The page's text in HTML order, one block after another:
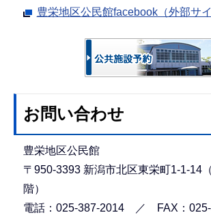
豊栄地区公民館facebook（外部サイ
お問い合わせ
豊栄地区公民館
〒950-3393 新潟市北区東栄町1-1-14
階）
電話：025-387-2014 ／ FAX：025-